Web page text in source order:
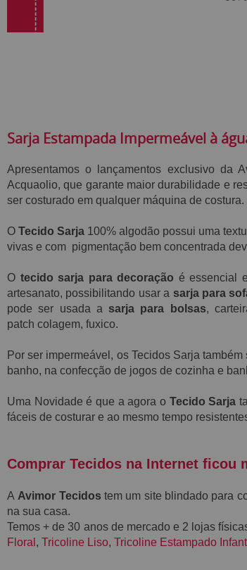
Sarja Estampada Impermeável à
Apresentamos o lançamentos exclusivo da
Acquaolio,que garante maior durabilidade e
ser costurado em qualquer máquina de costura.
O Tecido Sarja 100% algodão possui uma
vivas e com pigmentação bem concentrada
O tecido sarja para decoração é essencial
artesanato, possibilitando usar a sarja para
pode ser usada a sarja para bolsas,
patch colagem, fuxico.
Por ser impermeável, os Tecidos Sarja
banho, na confecção de jogos de cozinha e
Uma Novidade é que a agora o Tecido Sarja
fáceis de costurar e ao mesmo tempo
Comprar Tecidos na Internet ficou
A Avimor Tecidos tem um site blindado para
na sua casa.
Temos + de 30 anos de mercado e 2 lojas
Floral , Tricoline Liso, Tricoline Estampado